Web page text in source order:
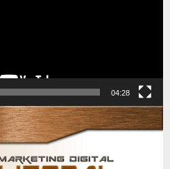
04:28